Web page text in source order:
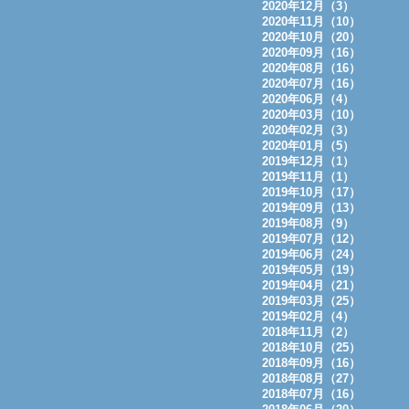
2020年12月（3）
2020年11月（10）
2020年10月（20）
2020年09月（16）
2020年08月（16）
2020年07月（16）
2020年06月（4）
2020年03月（10）
2020年02月（3）
2020年01月（5）
2019年12月（1）
2019年11月（1）
2019年10月（17）
2019年09月（13）
2019年08月（9）
2019年07月（12）
2019年06月（24）
2019年05月（19）
2019年04月（21）
2019年03月（25）
2019年02月（4）
2018年11月（2）
2018年10月（25）
2018年09月（16）
2018年08月（27）
2018年07月（16）